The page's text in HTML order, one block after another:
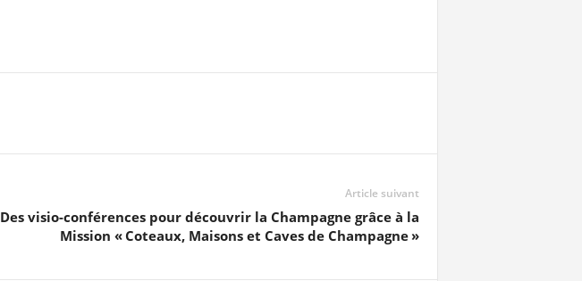
Article suivant
Des visio-conférences pour découvrir la Champagne grâce à la
Mission « Coteaux, Maisons et Caves de Champagne »